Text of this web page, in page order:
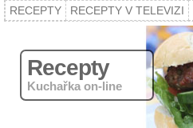
RECEPTY RECEPTY V TELEVIZI
Recepty
Kuchařka on-line